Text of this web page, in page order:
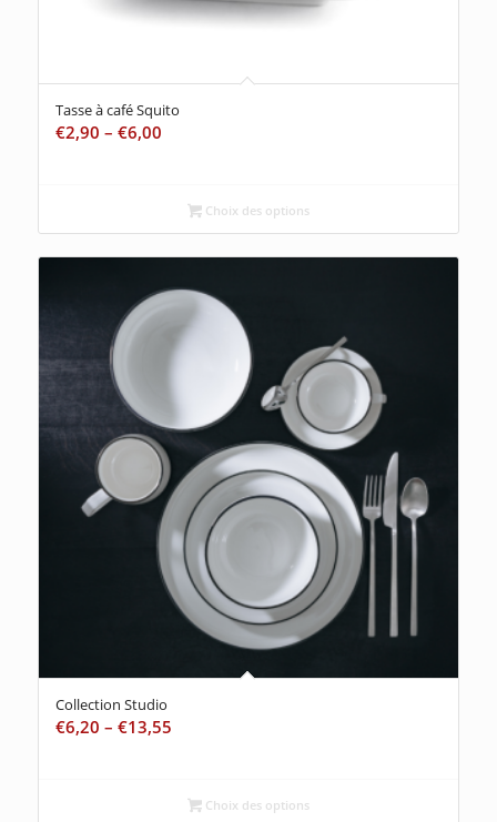
Tasse à café Squito
€2,90 – €6,00
Choix des options
Collection Studio
€6,20 – €13,55
Choix des options